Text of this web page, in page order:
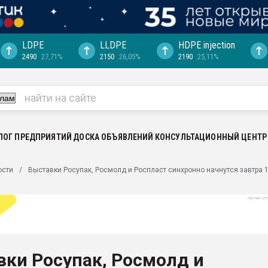
выходит на
рынке
LDPE
2490 27,71%
LLDPE
2150 26,05%
HDPE injection
2190 25,11%
ПРЕДПРИЯТИЙ ДОСКА ОБЪЯВЛЕНИЙ КОНСУЛЬТАЦИОННЫЙ ЦЕНТР
Выставки Росупак, Росмолд и Роспласт синхронно начнутся завтра
Росупак, Росмолд и